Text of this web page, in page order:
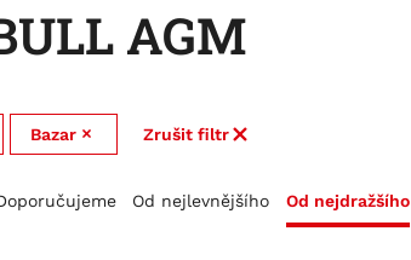
AGM
Bazar Zrušit filtr
Od nejlevnějšího Od nejdražšího